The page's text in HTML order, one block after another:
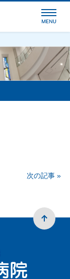
次の記事 »